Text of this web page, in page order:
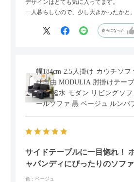
デザインはとても気に入ってます。
一人暮らしなので、少し大きかったかと。
参考になった
幅184cm 2.5人掛け カウチソ
せ自由 MODULIA 肘掛けテー
付き 撥水 モダン リビングソフ
ールソファ 黒 ベージュ ルンバ
サイドテーブルに一目惚れ！
ャパンディにぴったりのソファ
色：ベージュ